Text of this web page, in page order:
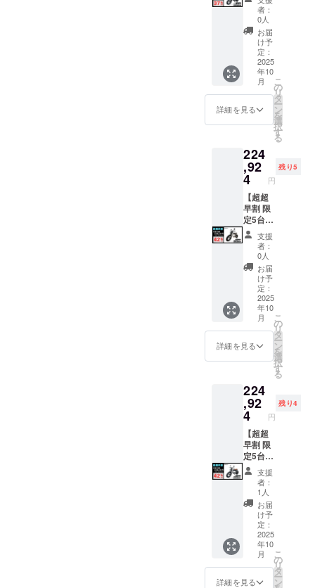
くださ
い。 ※
ご注文
状況、
使用部
材の供
給状
況、製
造工程
上の都
合等に
より出
が遅れ
る場合
があり
ます。
●原動機
付自転
車販売
証明書
を含む
●適格請
求書発
行事業
者登録
番号：
あり ※
適格請
求書発
行事業
者登録
番号の
あるイ
ンボイ
スが必
要な場
合は、
実行者
に直接
お問合
せくだ
さい。
プショ
ンで別
に購入
する必
要があ
りま
す。 ※
製品の
品質向
上と改
良によ
り、デ
ン・仕
様は変
更にな
る可能
性もご
ざいま
す。
ご了承
くださ
い。 ※
ご注文
状況、
使用部
材の供
給状
況、製
造工程
上の都
合等に
より出
が遅れ
る場合
があり
ます。
●原動機
付自転
車販売
証明書
を含む
●適格請
求書発
行事業
者登録
番号：
あり ※
適格請
求書発
行事業
前に弊
社の
ホーム
ページ
にて追
加の離
島送料
11,000
円(税込
み)をお
払う必
要があ
す。ご
注意く
ださ
い。 ※
組立完
成車の
お届け
はオー
プショ
ンで別
に購入
する必
要があ
りま
す。 ※
製品の
品質向
上と改
良によ
り、デ
ン・仕
様は変
更にな
る可能
性もご
ざいま
す。
ご了承
くださ
い。 ※
ご注文
状況、
使用部
材の供
給状
況、製
造工程
上の都
円を含
んだ金
額で
す。 ※
離島
（北海
道、沖
縄、離
島在住
の方向
け）の
追加送
CAMPF
IREをご
注文さ
れた
後、商
品を発
送する
一週間
前に弊
社の
ホーム
ページ
にて追
加の離
島送料
11,000
円(税込
み)をお
払う必
要があ
す。ご
注意く
ださ
い。 ※
組立完
成車の
お届け
はオー
プショ
ンで別
に購入
する必
要があ
りま
す。 ※
製品の
品質向
上と改
でブラ
ウン色
に変更
できま
す。) ●
一般販
売予定
価格：
327,800
円の
37%OF
F ※箱入
ドル
バーと
前輪の
取付け
が必要)
での送
料
18,800
円を含
んだ金
額で
す。 ※
離島
（北海
道、沖
縄、離
島在住
の方向
け）の
追加送
CAMPF
IREをご
注文さ
れた
後、商
品を発
送する
一週間
前に弊
社の
ホーム
ページ
にて追
加の離
島送料
11,000
円(税込
み)をお
ラスミ
ライ
RHINO
バイク
原付一
種500W
モデル
×1台 ●
カ
ラー：
アバン
ク (サド
ル色は
ブラッ
クにな
りま
す。
オープ
ション
でブラ
ウン色
に変更
できま
す。) ●
一般販
売予定
価格：
327,800
円の
37%OF
F ※箱入
ドル
バーと
前輪の
取付け
が必要)
での送
料
18,800
円を含
んだ金
額で
す。 ※
離島
（北海
道、沖
縄、離
島在住
の方向
者：
0人
お届
け予
定：
2025
年10
月
詳細を見る
こ
の
リ
タ
ー
ン
を
選
択
す
る
224
,92
4 円
残り5
【超超
早割 限
定5台】
●イープ
ラスミ
ライ
RHINO
バイク
原付二
1000W
モデル
×1台 ●
カ
ラー：
ベー
ジュ (サ
ドル色
はブ
ラック
になり
ます。
オープ
ション
でブラ
ウン色
に変更
できま
す。) ●
一般販
売予定
価格：
387,800
支援
者：
0人
お届
け予
定：
2025
年10
月
詳細を見る
こ
の
リ
タ
ー
ン
を
選
択
す
る
224
,92
4 円
残り4
【超超
早割 限
定5台】
●イープ
ラスミ
ライ
RHINO
バイク
原付二
1000W
モデル
×1台 ●
支援
者：
1人
お届
け予
定：
2025
年10
月
詳細を見る
こ
の
リ
タ
ー
ン